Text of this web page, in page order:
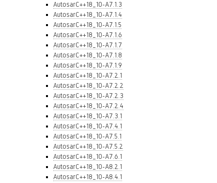
AutosarC++18_10-A7.1.3
AutosarC++18_10-A7.1.4
AutosarC++18_10-A7.1.5
AutosarC++18_10-A7.1.6
AutosarC++18_10-A7.1.7
AutosarC++18_10-A7.1.8
AutosarC++18_10-A7.1.9
AutosarC++18_10-A7.2.1
AutosarC++18_10-A7.2.2
AutosarC++18_10-A7.2.3
AutosarC++18_10-A7.2.4
AutosarC++18_10-A7.3.1
AutosarC++18_10-A7.4.1
AutosarC++18_10-A7.5.1
AutosarC++18_10-A7.5.2
AutosarC++18_10-A7.6.1
AutosarC++18_10-A8.2.1
AutosarC++18_10-A8.4.1